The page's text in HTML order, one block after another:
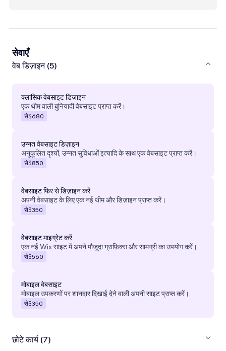
सेवाएँ
वेब डिज़ाइन (5)
क्लासिक वेबसाइट डिज़ाइन
एक थीम वाली बुनियादी वेबसाइट प्राप्त करें।
से$680
उन्नत वेबसाइट डिज़ाइन
अनुकूलित दृश्यों, उन्नत सुविधाओं इत्यादि के साथ एक वेबसाइट प्राप्त करें।
से$850
वेबसाइट फिर से डिज़ाइन करें
अपनी वेबसाइट के लिए एक नई थीम और डिज़ाइन प्राप्त करें।
से$350
वेबसाइट माइग्रेट करें
एक नई Wix साइट में अपने मौजूदा ग्राफ़िक्स और सामग्री का उपयोग करें।
से$560
मोबाइल वेबसाइट
मोबाइल उपकरणों पर शानदार दिखाई देने वाली अपनी साइट प्राप्त करें।
से$350
छोटे कार्य (7)